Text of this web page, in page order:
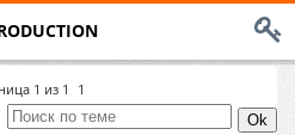
1 из 1 1